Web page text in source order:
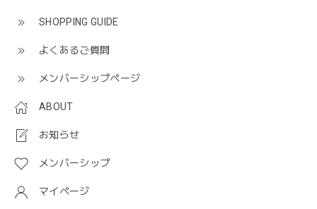
SHOPPING GUIDE
よくあるご質問
メンバーシップページ
ABOUT
お知らせ
メンバーシップ
マイページ